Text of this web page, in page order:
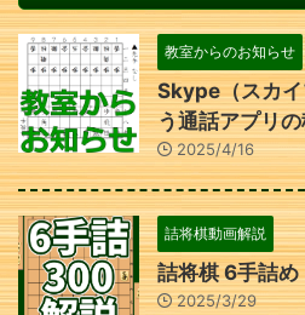
教室からのお知らせ
Skype（スカ
う通話アプリ
2025/4/16
詰将棋動画解説
詰将棋 6手詰
2025/3/29